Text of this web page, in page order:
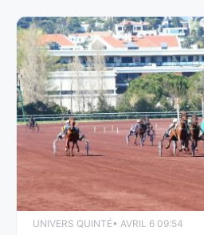
UNIVERS QUINTÉ• AVRIL 6 09:54